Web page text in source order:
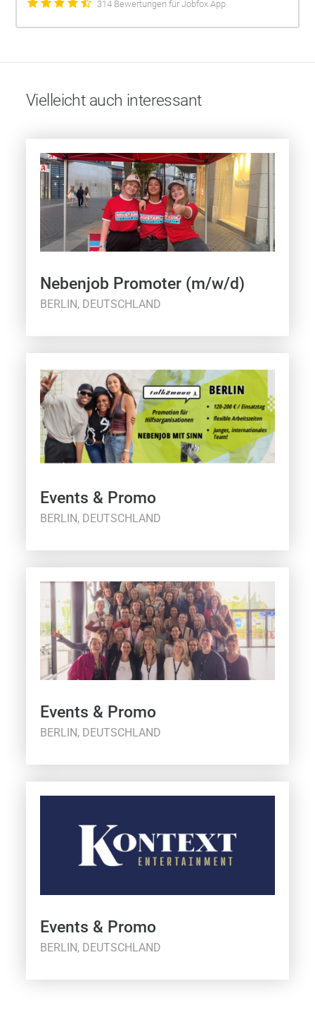
314 Bewertungen für Jobfox App
Vielleicht auch interessant
Nebenjob Promoter (m/w/d)
BERLIN, DEUTSCHLAND
Events & Promo
BERLIN, DEUTSCHLAND
Events & Promo
BERLIN, DEUTSCHLAND
Events & Promo
BERLIN, DEUTSCHLAND